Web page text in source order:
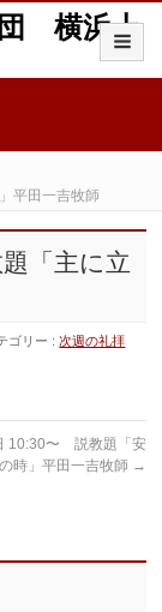
横浜上
平田一吉牧師
「主に立
ゴリー :次週の礼拝
10:30〜 説教題「安
時」平田一吉牧師 →